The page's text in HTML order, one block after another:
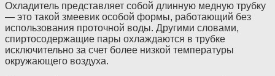
Охладитель представляет собой длинную медную трубку
— это такой змеевик особой формы, работающий без
использования проточной воды. Другими словами,
спиртосодержащие пары охлаждаются в трубке
исключительно за счет более низкой температуры
окружающего воздуха.